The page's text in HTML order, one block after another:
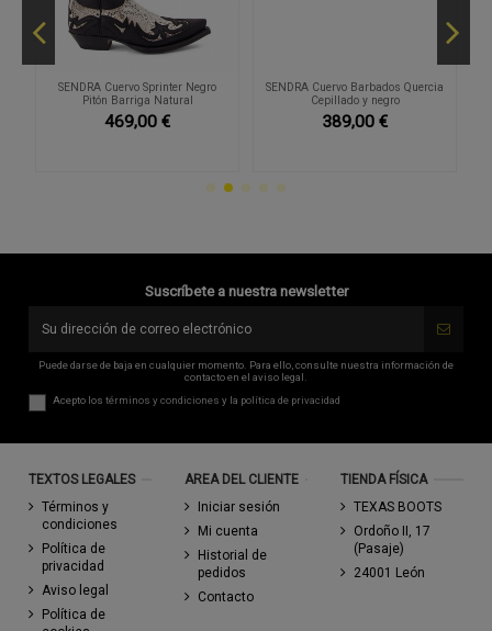
SENDRA Cuervo Sprinter Negro
Pitón Barriga Natural
469,00 €
SENDRA Cuervo Barbados Quercia
Cepillado y negro
389,00 €
Suscríbete a nuestra newsletter
Puede darse de baja en cualquier momento. Para ello, consulte nuestra información de
contacto en el aviso legal.
Acepto lostérminos y condiciones y la política de privacidad
TEXTOS LEGALES
Términos y
condiciones
Política de
privacidad
Aviso legal
Política de
AREA DEL CLIENTE
Iniciar sesión
Mi cuenta
Historial de
pedidos
Contacto
TIENDA FÍSICA
TEXAS BOOTS
Ordoño II, 17
(Pasaje)
24001 León